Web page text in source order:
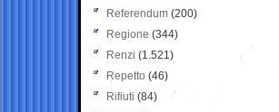
Referendum (200)
Regione (344)
Renzi (1.521)
Repetto (46)
Rifiuti (84)